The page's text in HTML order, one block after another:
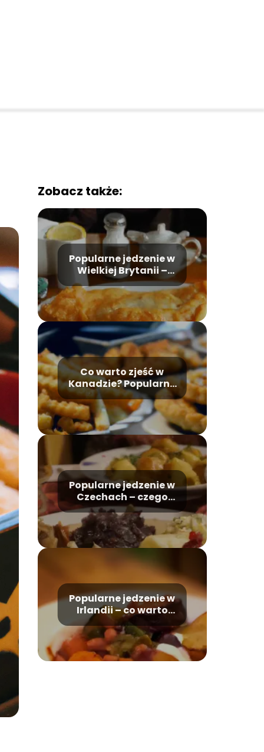
Zobacz także:
Popularne jedzenie w
Wielkiej Brytanii –
czego spróbować?
Co warto zjeść w
Kanadzie? Popularne
jedzenie i potrawy
Popularne jedzenie w
Czechach – czego
spróbować?
Popularne jedzenie w
Irlandii – co warto
tam zjeść?